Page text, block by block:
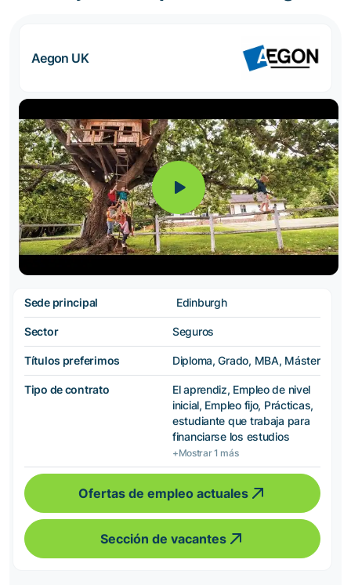
Aegon UK
Sede principal Edinburgh
Sector Seguros
Títulos preferimos Diploma, Grado, MBA, Máster
Tipo de contrato
El aprendiz, Empleo de nivel
inicial, Empleo fijo, Prácticas,
estudiante que trabaja para
financiarse los estudios
+Mostrar 1 más
Ofertas de empleo actuales
Sección de vacantes